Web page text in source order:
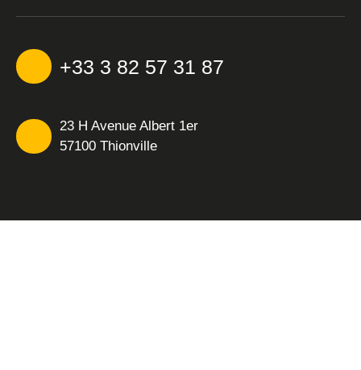
+33 3 82 57 31 87
23 H Avenue Albert 1er
57100 Thionville